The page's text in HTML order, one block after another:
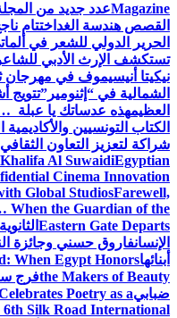
Magazineعدد جديد من
القصص هندسة الغد اختتام
الحرير الدولي للشعر في
تستكشف الإرث الأدبي
نيكيتا أنيسيموف في مهرجان
الشمالية في “إثنومير”تتويج
العظيمهذه عدساتك يا عبلة
الكتاب التونسيين والأكاديمية
شراكة لتعزيز التعاون
Al SuwaidiEgyptian
Cinema Innovation
Global StudiosFarewell,
When the Guardian of the
Eastern Gate Departs
الإنسانفاروق حسني وجائزة
أبنائهاWhen Egypt Honors
the Makers of Beautyفرج
ضبابيPoetry as a
6th Silk Road International